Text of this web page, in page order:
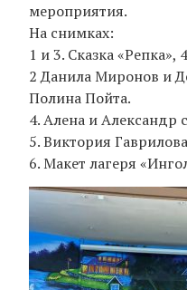
мероприятия.
На снимках:
1 и 3. Сказка «Репка»,
2 Данила Миронов и
Полина Пойта.
4. Алена и Александр
5. Виктория
6. Макет лагеря